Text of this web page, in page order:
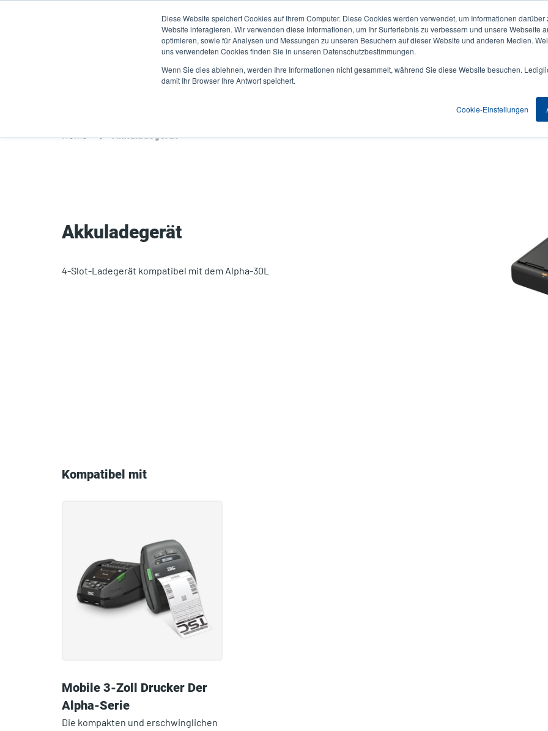
Diese Website speichert Cookies auf Ihrem Computer. Diese Cookies werden verwendet, um Informationen
Website interagieren. Wir verwenden diese Informationen, um Ihr Surferlebnis zu verbessern und unsere Webseite
optimieren, sowie für Analysen und Messungen zu unseren Besuchern auf dieser Website und anderen Medien.
uns verwendeten Cookies finden Sie in unseren Datenschutzbestimmungen.
Wenn Sie dies ablehnen, werden Ihre Informationen nicht gesammelt, während Sie diese Website besuchen.
damit Ihr Browser Ihre Antwort speichert.
Cookie-Einstellungen
User
account
menu
Aktuelles & Veranstaltungen Unternehmen
Home Akkuladegerät
Akkuladegerät
4-Slot-Ladegerät kompatibel mit dem Alpha-30L
Kompatibel mit
Mobile 3-Zoll Drucker Der
Alpha-Serie
Die kompakten und erschwinglichen